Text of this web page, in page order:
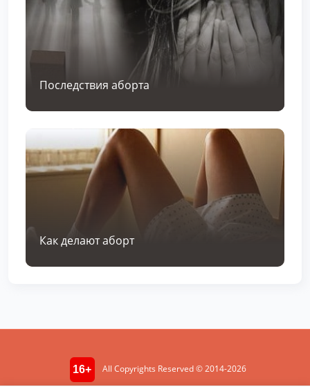
Последствия аборта
Как делают аборт
16+
All Copyrights Reserved © 2014-2026